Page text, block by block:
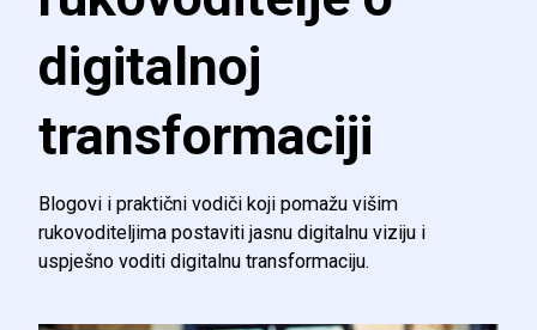
digitalnoj
transformaciji
Blogovi i praktični vodiči koji pomažu višim
rukovoditeljima postaviti jasnu digitalnu viziju i
uspješno voditi digitalnu transformaciju.